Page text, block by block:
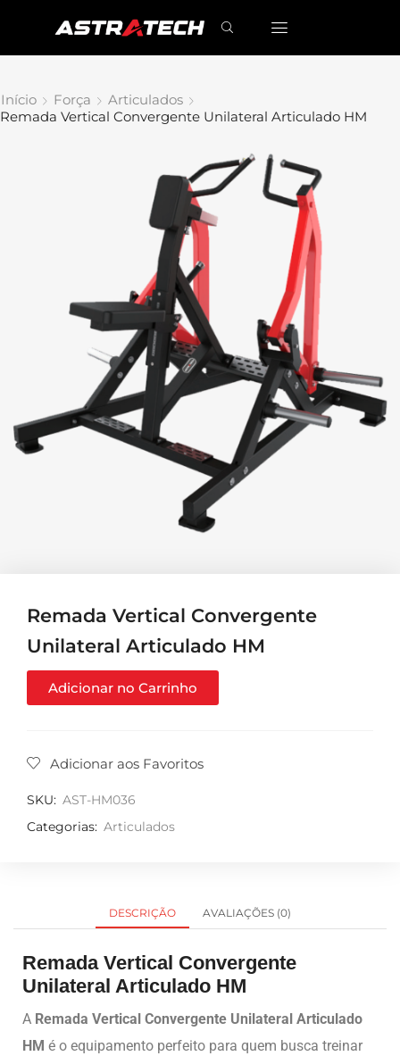
Início Força
Articulados
Remada Vertical Convergente Unilateral Articulado HM
Remada Vertical Convergente
Unilateral Articulado HM
Adicionar no Carrinho
Adicionar aos Favoritos
SKU: AST-HM036
Categorias: Articulados
DESCRIÇÃO AVALIAÇÕES (0)
Remada Vertical Convergente
Unilateral Articulado HM
A Remada Vertical Convergente Unilateral Articulado
HM é o equipamento perfeito para quem busca treinar